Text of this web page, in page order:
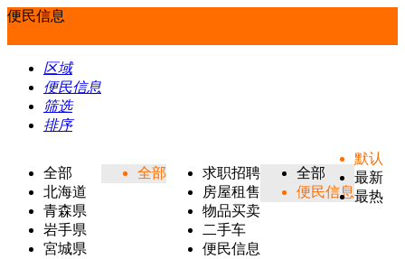
便民信息
区域
便民信息
筛选
排序
全部
北海道
青森県
岩手県
宮城県
全部
求职招聘
房屋租售
物品买卖
二手车
便民信息
全部
便民信息
默认
最新
最热